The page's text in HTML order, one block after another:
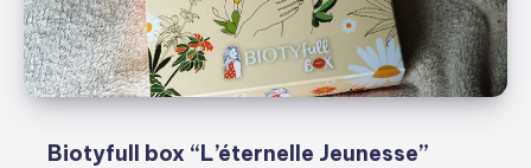
Biotyfull box “L’éternelle Jeunesse”